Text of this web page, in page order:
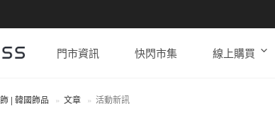
門市資訊 快閃市集 線上購買
| 韓國飾品 文章 活動新訊